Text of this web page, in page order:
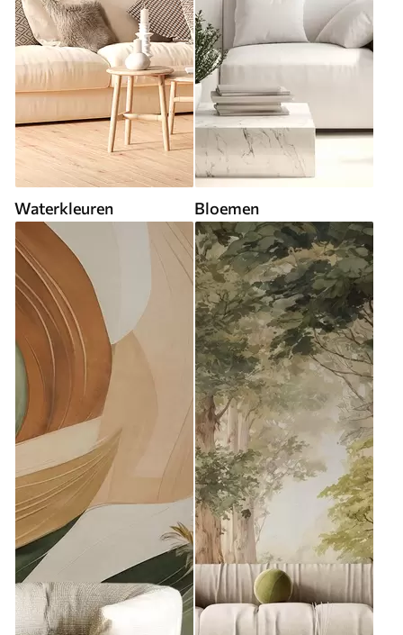
Waterkleuren Bloemen